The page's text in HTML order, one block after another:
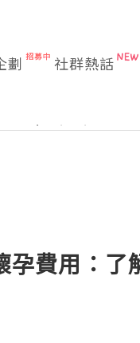
劃 社群熱話
孕費用：了